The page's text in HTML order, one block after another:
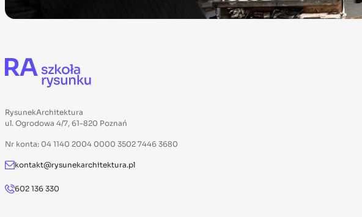
RysunekArchitektura
ul. Ogrodowa 4/7, 61-820 Poznań
Nr konta: 04 1140 2004 0000 3502 7446 3680
kontakt@rysunekarchitektura.pl
602 136 330